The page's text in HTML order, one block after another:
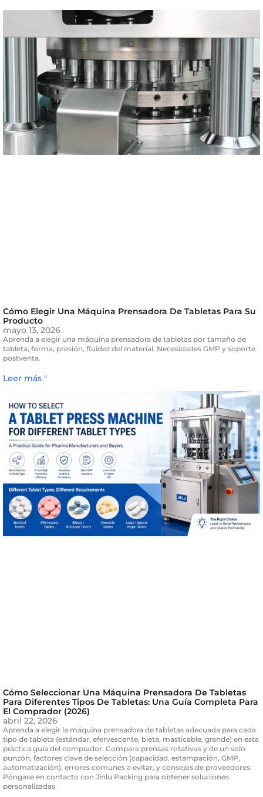
Cómo Elegir Una Máquina Prensadora De Tabletas Para Su
Producto
mayo 13, 2026
Aprenda a elegir una máquina prensadora de tabletas por tamaño de
tableta, forma, presión, fluidez del material, Necesidades GMP y soporte
postventa.
Leer más "
Cómo Seleccionar Una Máquina Prensadora De Tabletas
Para Diferentes Tipos De Tabletas: Una Guía Completa Para
El Comprador (2026)
abril 22, 2026
Aprenda a elegir la máquina prensadora de tabletas adecuada para cada
tipo de tableta (estándar, efervescente, bieta, masticable, grande) en esta
práctica guía del comprador. Compare prensas rotativas y de un solo
punzón, factores clave de selección (capacidad, estampación, GMP,
automatización), errores comunes a evitar, y consejos de proveedores.
Póngase en contacto con Jinlu Packing para obtener soluciones
personalizadas.